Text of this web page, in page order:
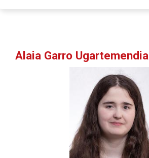
Alaia Garro Ugartemendia